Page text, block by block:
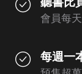
會員每
每週一